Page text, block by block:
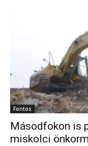
Fontos
Másodfokon is
miskolci